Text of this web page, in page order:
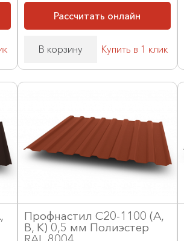
Рассчитать онлайн
В корзину Купить в 1 клик
Профнастил С20-1100 (А,
В, К) 0,5 мм Полиэстер